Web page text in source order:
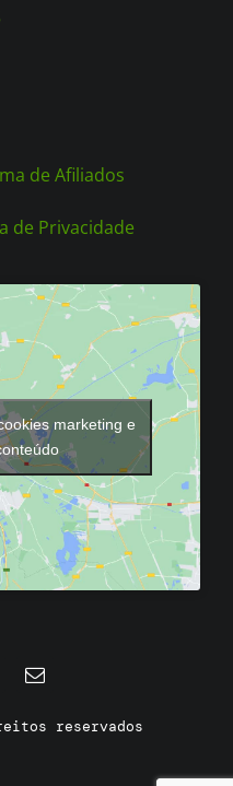
de Afiliados
de Privacidade
marketing e
reservados